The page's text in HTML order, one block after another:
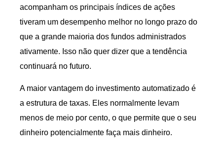
acompanham os principais índices de ações
tiveram um desempenho melhor no longo prazo do
que a grande maioria dos fundos administrados
ativamente. Isso não quer dizer que a tendência
continuará no futuro.
A maior vantagem do investimento automatizado é
a estrutura de taxas. Eles normalmente levam
menos de meio por cento, o que permite que o seu
dinheiro potencialmente faça mais dinheiro.